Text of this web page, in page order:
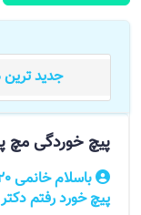
جدید ترین
پیچ خوردگی مچ
پیچ خورد رفتم